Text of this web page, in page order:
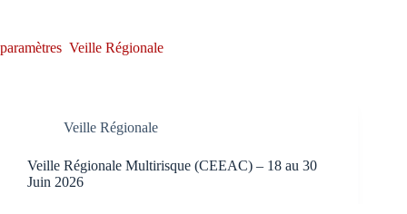
paramètres Veille Régionale
Veille Régionale
Veille Régionale Multirisque (CEEAC) – 18 au 30
Juin 2026